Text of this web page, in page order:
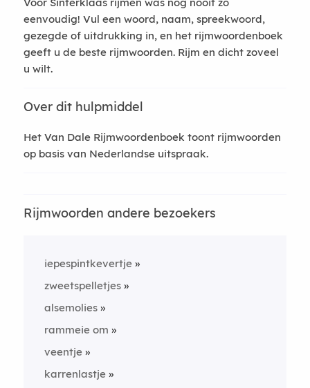
eenvoudig! Vul een woord, naam, spreekwoord,
gezegde of uitdrukking in, en het rijmwoordenboek
geeft u de beste rijmwoorden. Rijm en dicht zoveel
u wilt.
Over dit hulpmiddel
Het Van Dale Rijmwoordenboek toont rijmwoorden
op basis van Nederlandse uitspraak.
Rijmwoorden andere bezoekers
iepespintkevertje
zweetspelletjes
alsemolies
rammeie om
veentje
karrenlastje